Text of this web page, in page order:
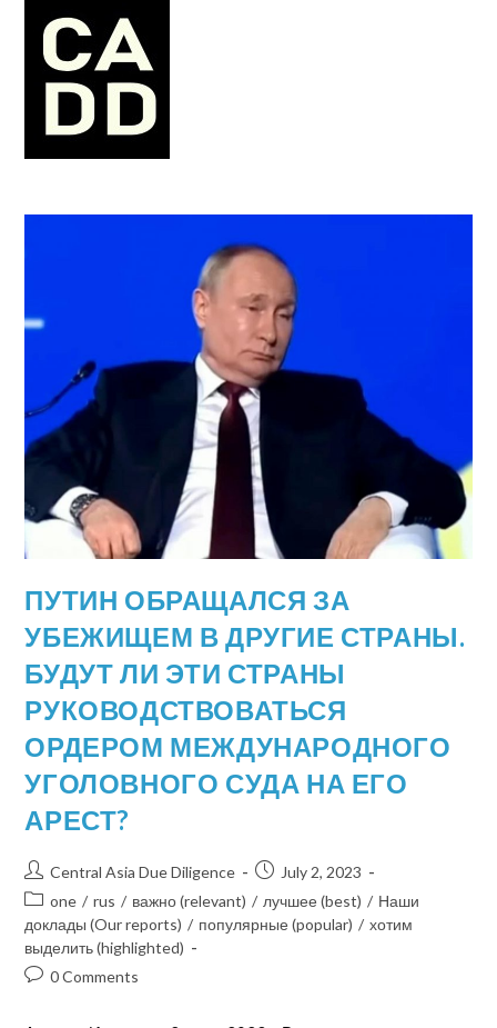
ПУТИН ОБРАЩАЛСЯ ЗА
УБЕЖИЩЕМ В ДРУГИЕ СТРАНЫ.
БУДУТ ЛИ ЭТИ СТРАНЫ
РУКОВОДСТВОВАТЬСЯ
ОРДЕРОМ МЕЖДУНАРОДНОГО
УГОЛОВНОГО СУДА НА ЕГО
АРЕСТ?
Central Asia Due Diligence
July 2, 2023
one / rus / важно (relevant) / лучшее (best) / Наши
доклады (Our reports) / популярные (popular) / хотим
выделить (highlighted)
0 Comments